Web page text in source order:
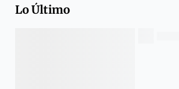
Lo Último